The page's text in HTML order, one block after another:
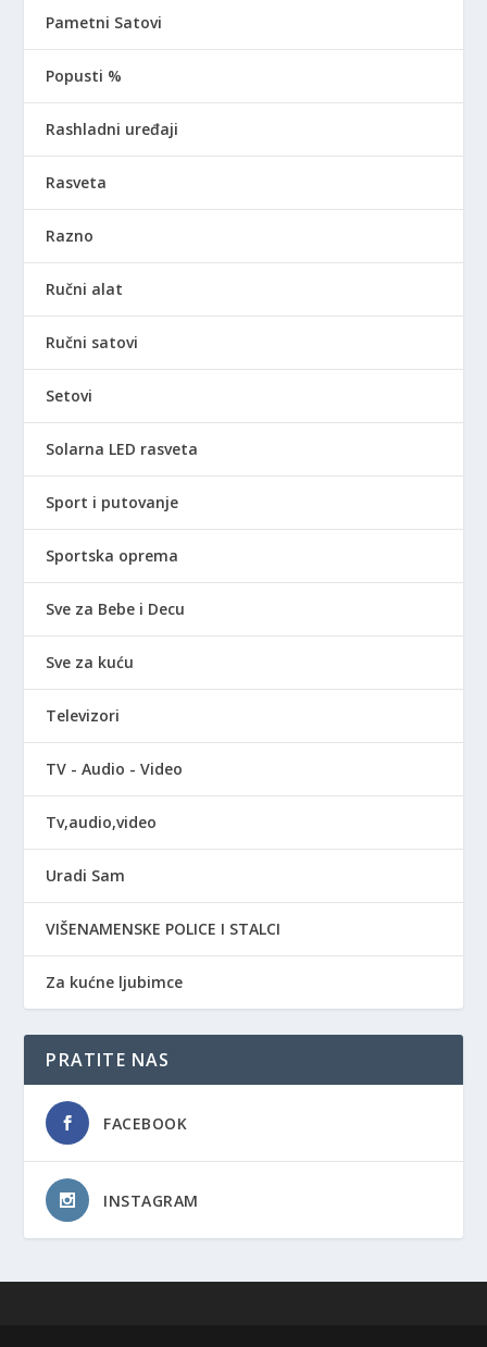
Pametni Satovi
Popusti %
Rashladni uređaji
Rasveta
Razno
Ručni alat
Ručni satovi
Setovi
Solarna LED rasveta
Sport i putovanje
Sportska oprema
Sve za Bebe i Decu
Sve za kuću
Televizori
TV - Audio - Video
Tv,audio,video
Uradi Sam
VIŠENAMENSKE POLICE I STALCI
Za kućne ljubimce
PRATITE NAS
FACEBOOK
INSTAGRAM